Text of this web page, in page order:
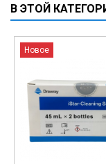
В ЭТОЙ
Новое